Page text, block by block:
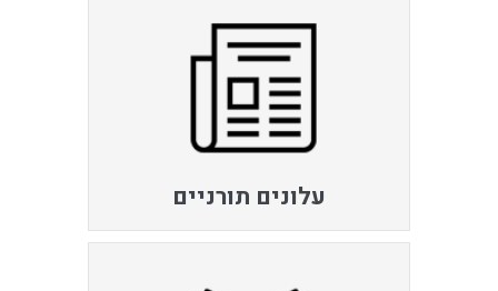
עלונים תורניים